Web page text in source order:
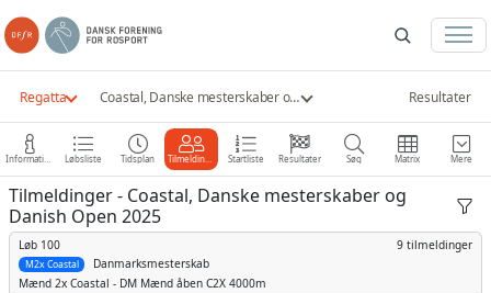
Regatta Coastal, Danske mesterskaber og Danish Open 2025 Resultater
Information Løbsliste Tidsplan Tilmeldinger Startliste Resultater Søg Matrix Mere
Tilmeldinger - Coastal, Danske mesterskaber og
Danish Open 2025
Løb 100
Danmarksmesterskab
9 tilmeldinger
M2x Coastal
Mænd 2x Coastal - DM Mænd åben C2X 4000m